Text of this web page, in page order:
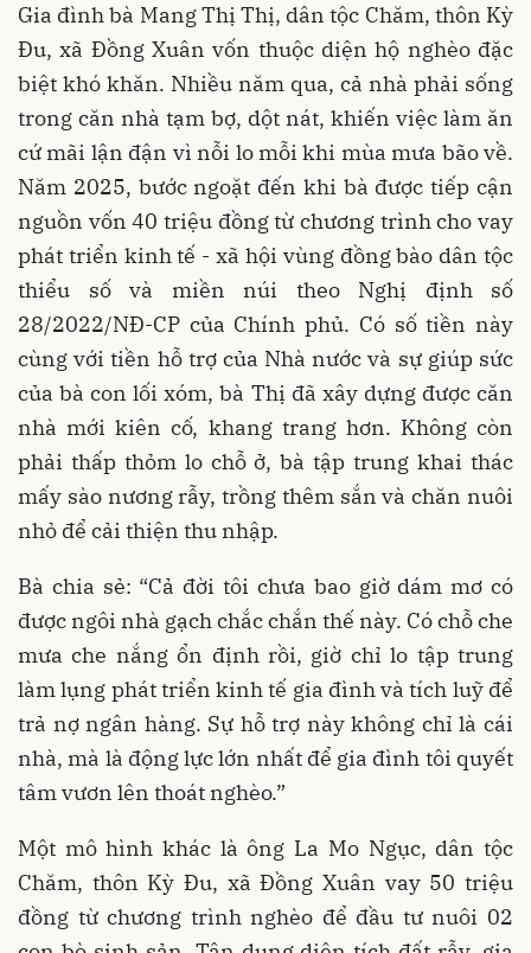
Gia đình bà Mang Thị Thị, dân tộc Chăm, thôn Kỳ
Đu, xã Đồng Xuân vốn thuộc diện hộ nghèo đặc
biệt khó khăn. Nhiều năm qua, cả nhà phải sống
trong căn nhà tạm bợ, dột nát, khiến việc làm ăn
cứ mãi lận đận vì nỗi lo mỗi khi mùa mưa bão về.
Năm 2025, bước ngoặt đến khi bà được tiếp cận
nguồn vốn 40 triệu đồng từ chương trình cho vay
phát triển kinh tế - xã hội vùng đồng bào dân tộc
thiểu số và miền núi theo Nghị định số
28/2022/NĐ-CP của Chính phủ. Có số tiền này
cùng với tiền hỗ trợ của Nhà nước và sự giúp sức
của bà con lối xóm, bà Thị đã xây dựng được căn
nhà mới kiên cố, khang trang hơn. Không còn
phải thấp thỏm lo chỗ ở, bà tập trung khai thác
mấy sào nương rẫy, trồng thêm sắn và chăn nuôi
nhỏ để cải thiện thu nhập.
Bà chia sẻ: “Cả đời tôi chưa bao giờ dám mơ có
được ngôi nhà gạch chắc chắn thế này. Có chỗ che
mưa che nắng ổn định rồi, giờ chỉ lo tập trung
làm lụng phát triển kinh tế gia đình và tích luỹ để
trả nợ ngân hàng. Sự hỗ trợ này không chỉ là cái
nhà, mà là động lực lớn nhất để gia đình tôi quyết
tâm vươn lên thoát nghèo.”
Một mô hình khác là ông La Mo Ngục, dân tộc
Chăm, thôn Kỳ Đu, xã Đồng Xuân vay 50 triệu
đồng từ chương trình nghèo để đầu tư nuôi 02